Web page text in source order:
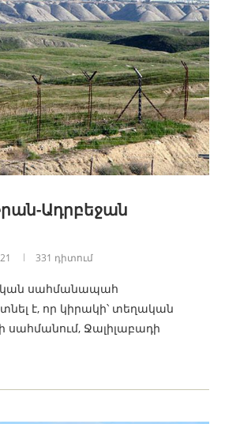
Ադրբեջան
331 դիտում
սահմանապահ
է, որ կիրակի՝ տեղական
սահմանում, Ջալիլաբադի